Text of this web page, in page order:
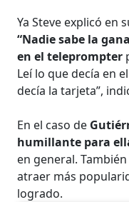
Ya Steve explicó en
“Nadie sabe la
en el teleprompter
Leí lo que decía en
decía la tarjeta”,
En el caso de
humillante para
en general.
atraer más
logrado.